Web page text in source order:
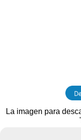
La imagen para